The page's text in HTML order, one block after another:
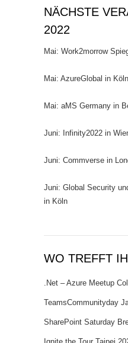
NÄCHSTE
2022
Mai: Work2morrow
Mai: AzureGlobal in Köln
Mai: aMS Germany in
Juni: Infinity2022 in
Juni: Commverse in
Juni: Global Security
in Köln
WO TREFFT
.Net – Azure Meetup
TeamsCommunityday
SharePoint Saturday